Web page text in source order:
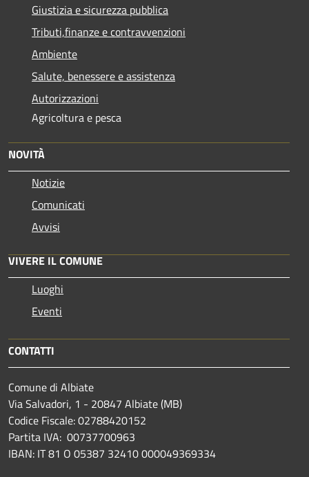
Giustizia e sicurezza pubblica
Tributi,finanze e contravvenzioni
Ambiente
Salute, benessere e assistenza
Autorizzazioni
Agricoltura e pesca
NOVITÀ
Notizie
Comunicati
Avvisi
VIVERE IL COMUNE
Luoghi
Eventi
CONTATTI
Comune di Albiate
Via Salvadori, 1 - 20847 Albiate (MB)
Codice Fiscale: 02788420152
Partita IVA: 00737700963
IBAN: IT 81 O 05387 32410 000049369334